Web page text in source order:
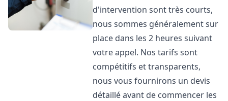
d'intervention sont très courts,
nous sommes généralement sur
place dans les 2 heures suivant
votre appel. Nos tarifs sont
compétitifs et transparents,
nous vous fournirons un devis
détaillé avant de commencer les